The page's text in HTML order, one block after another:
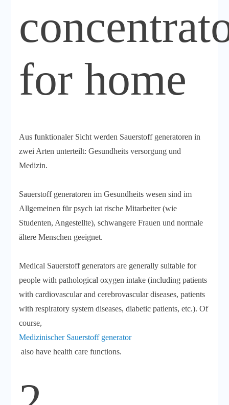
for home
Aus funktionaler Sicht werden Sauerstoff generatoren in
zwei Arten unterteilt: Gesundheits versorgung und
Medizin.
Sauerstoff generatoren im Gesundheits wesen sind im
Allgemeinen für psych iat rische Mitarbeiter (wie
Studenten, Angestellte), schwangere Frauen und normale
ältere Menschen geeignet.
Medical Sauerstoff generators are generally suitable for
people with pathological oxygen intake (including patients
with cardiovascular and cerebrovascular diseases, patients
with respiratory system diseases, diabetic patients, etc.). Of
course,
Medizinischer Sauerstoff generator
also have health care functions.